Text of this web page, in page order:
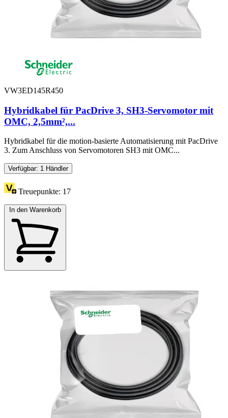
VW3ED145R450
Hybridkabel für PacDrive 3, SH3-Servomotor mit
OMC, 2,5mm²,...
Hybridkabel für die motion-basierte Automatisierung mit PacDrive
3. Zum Anschluss von Servomotoren SH3 mit OMC...
Verfügbar: 1 Händler
Treuepunkte: 17
In den Warenkorb